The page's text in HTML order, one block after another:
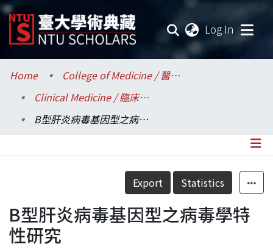
Log In
Communities & Collections
Research Outputs
Statistics
Home
College of Medicine / 醫學院
Clinical Medicine / 臨床醫學研究所
B型肝炎病毒基因型之病毒學特性研究
Details
Export Statistics
B型肝炎病毒基因型之病毒學特
性研究